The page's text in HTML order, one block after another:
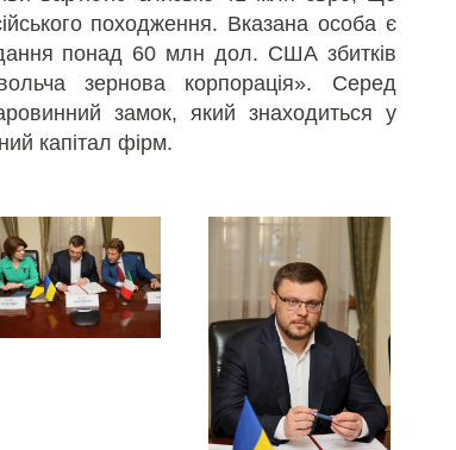
походження. Вказана особа є
понад 60 млн дол. США збитків
зернова корпорація». Серед
замок, який знаходиться у
капітал фірм.